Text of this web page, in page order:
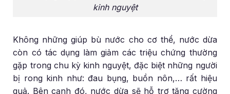
kinh nguyệt
Không những giúp bù nước cho cơ thể, nước dừa
còn có tác dụng làm giảm các triệu chứng thường
gặp trong chu kỳ kinh nguyệt, đặc biệt những người
bị rong kinh như: đau bụng, buồn nôn,… rất hiệu
quả. Bên cạnh đó, nước dừa sẽ hỗ trợ tăng cường